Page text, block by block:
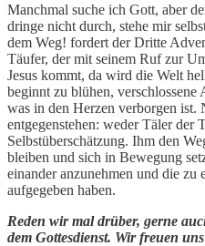
Manchmal suche ich Gott, aber
dringe nicht durch, stehe mir
dem Weg! fordert der Dritte
Täufer, der mit seinem Ruf zur
Jesus kommt, da wird die Welt
beginnt zu blühen, verschlossene
was in den Herzen verborgen ist.
entgegenstehen: weder Täler der
Selbstüberschätzung. Ihm den
bleiben und sich in Bewegung
einander anzunehmen und die zu
aufgegeben haben.
Reden wir mal drüber, gerne
dem Gottesdienst. Wir freuen